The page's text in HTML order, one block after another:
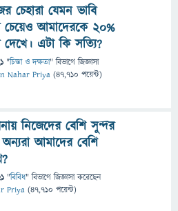
চেহারা যেমন ভাবি
চেয়েও আমাদেরকে ২০%
দেখে। এটা কি সত্যি?
"চিন্তা ও দক্ষতা" বিভাগে জিজ্ঞাসা
Nahar Priya (47,710 পয়েন্ট)
নিজেদের বেশি সুন্দর
অন্যরা আমাদের বেশি
"বিবিধ" বিভাগে জিজ্ঞাসাকরেছেন
Priya (47,710 পয়েন্ট)